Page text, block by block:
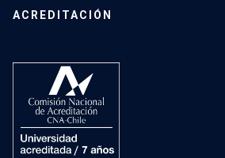
ACREDITACIÓN